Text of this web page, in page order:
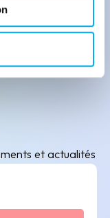
depuis
les
risques
et actualités